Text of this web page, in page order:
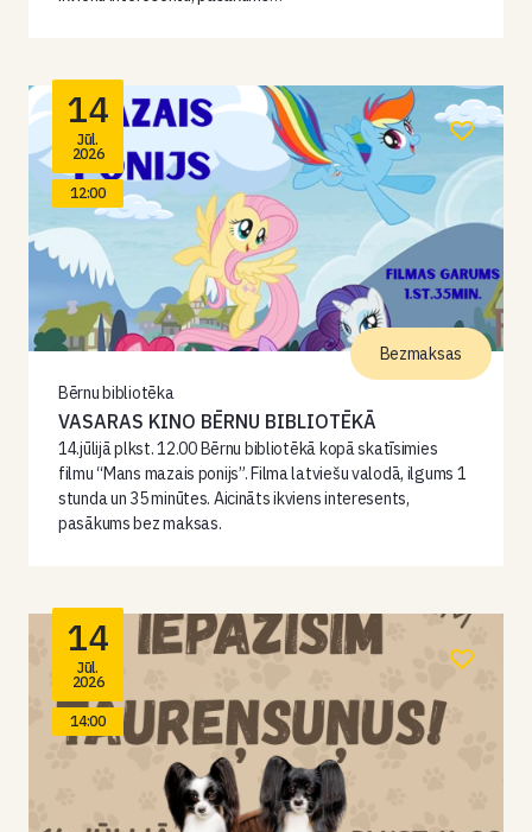
14
Jūl.
2026
12:00
Bērnu bibliotēka
VASARAS KINO BĒRNU BIBLIOTĒKĀ
14.jūlijā plkst. 12.00 Bērnu bibliotēkā kopā skatīsimies
filmu “Mans mazais ponijs”. Filma latviešu valodā, ilgums 1
stunda un 35 minūtes. Aicināts ikviens interesents,
pasākums bez maksas.
Bezmaksas
14
Jūl.
2026
14:00